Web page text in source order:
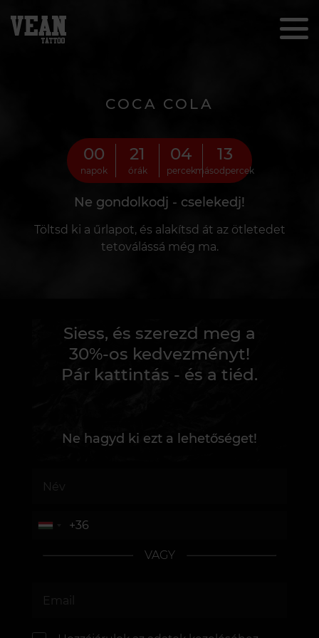
COCA COLA
00
napok
21
órák
04
percek
11
másodpercek
Ne gondolkodj - cselekedj!
Töltsd ki a űrlapot, és alakítsd át az ötletedet
tetoválássá még ma.
Siess, és szerezd meg a
30%-os kedvezményt!
Pár kattintás - és a tiéd.
Ne hagyd ki ezt a lehetőséget!
VAGY